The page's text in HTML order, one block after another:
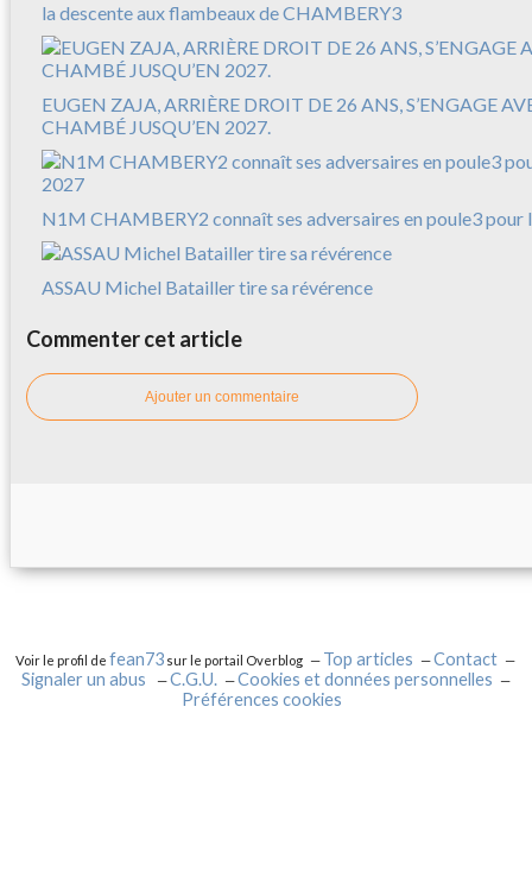
la descente aux flambeaux de CHAMBERY3
EUGEN ZAJA, ARRIÈRE DROIT DE 26 ANS, S’ENGAGE
CHAMBÉ JUSQU’EN 2027.
N1M CHAMBERY2 connaît ses adversaires en poule3 pour
ASSAU Michel Batailler tire sa révérence
Commenter cet article
Ajouter un commentaire
Voir le profil defean73 sur le portail Overblog Top articles
Contact
Signaler un abus
C.G.U.
Cookies et données personnelles
Préférences cookies